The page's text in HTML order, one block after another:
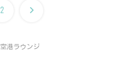
2 次
空港ラウンジ